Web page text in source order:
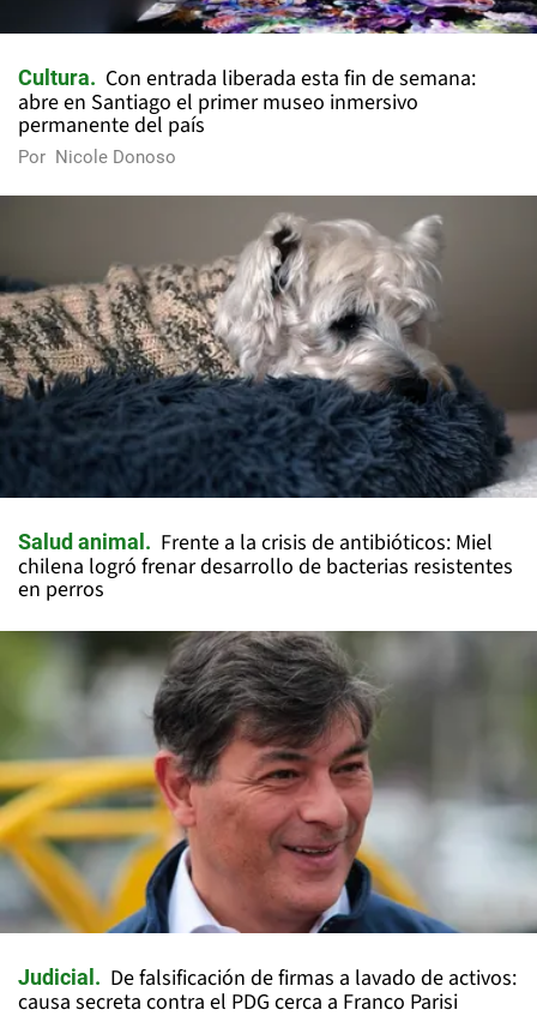
Cultura
Con entrada liberada esta fin de semana:
abre en Santiago el primer museo inmersivo
permanente del país
Por Nicole Donoso
Salud animal
Frente a la crisis de antibióticos: Miel
chilena logró frenar desarrollo de bacterias resistentes
en perros
Judicial
De falsificación de firmas a lavado de activos:
causa secreta contra el PDG cerca a Franco Parisi